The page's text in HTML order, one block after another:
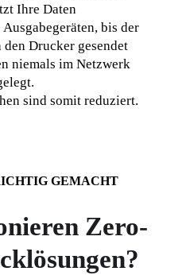
Ihre Daten
Ausgabegeräten, bis der
Drucker gesendet
niemals im Netzwerk
sind somit reduziert.
GEMACHT
Zero-